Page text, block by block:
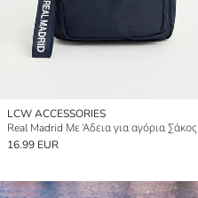
LCW ACCESSORIES
16.99 EUR